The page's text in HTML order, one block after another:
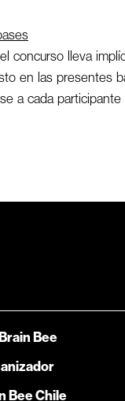
concurso lleva
en las presentes
a cada participante
Bee
Bee Chile